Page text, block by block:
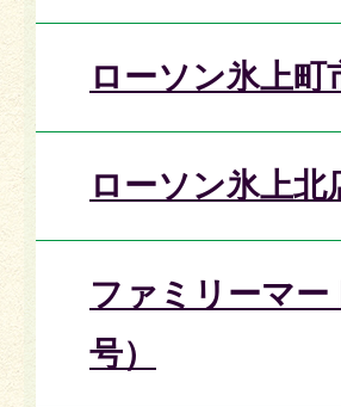
ローソン氷上町
ローソン氷上北
ファミリーマー
号）